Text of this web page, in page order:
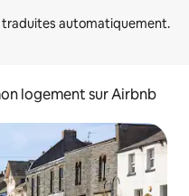
logement sur Airbnb